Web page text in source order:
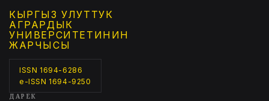
КЫРГЫЗ УЛУТТУК
АГРАРДЫК
УНИВЕРСИТЕТИНИН
ЖАРЧЫСЫ
ISSN 1694-6286
e-ISSN 1694-9250
ДАРЕК